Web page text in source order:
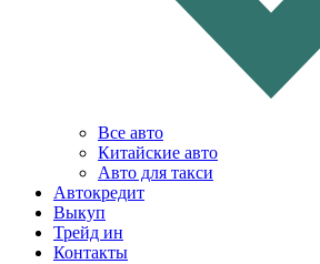
Все авто
Китайские авто
Авто для такси
Автокредит
Выкуп
Трейд ин
Контакты